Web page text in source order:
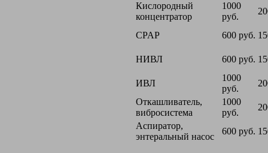
Кислородный
концентратор
1000
руб.
CPAP 600 руб.
НИВЛ 600 руб.
ИВЛ
1000
руб.
Откашливатель,
вибросистема
1000
руб.
Аспиратор,
энтеральный насос
600 руб.